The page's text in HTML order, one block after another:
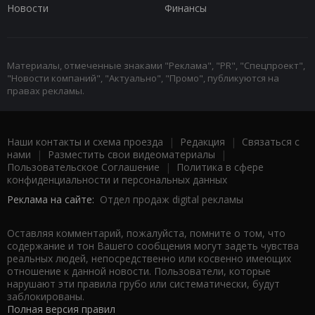
Новости
Финансы
Материалы, отмеченные знаками "Реклама", "PR", "Спецпроект",
"Новости компаний", "Актуально", "Промо", публикуются на
правах рекламы.
Наши контакты и схема проезда | Редакция | Связаться с
нами | Разместить свои видеоматериалы |
Пользовательское Соглашение |
Политика в сфере
конфиденциальности и персональных данных
Реклама на сайте: Отдел продаж digital рекламы
Оставляя комментарий, пожалуйста, помните о том, что
содержание и тон Вашего сообщения могут задеть чувства
реальных людей, непосредственно или косвенно имеющих
отношение к данной новости. Пользователи, которые
нарушают эти правила грубо или систематически, будут
заблокированы.
Полная версия правил